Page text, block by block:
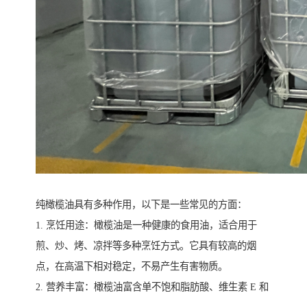
纯橄榄油具有多种作用，以下是一些常见的方面：
1. 烹饪用途：橄榄油是一种健康的食用油，适合用于
煎、炒、烤、凉拌等多种烹饪方式。它具有较高的烟
点，在高温下相对稳定，不易产生有害物质。
2. 营养丰富：橄榄油富含单不饱和脂肪酸、维生素 E 和